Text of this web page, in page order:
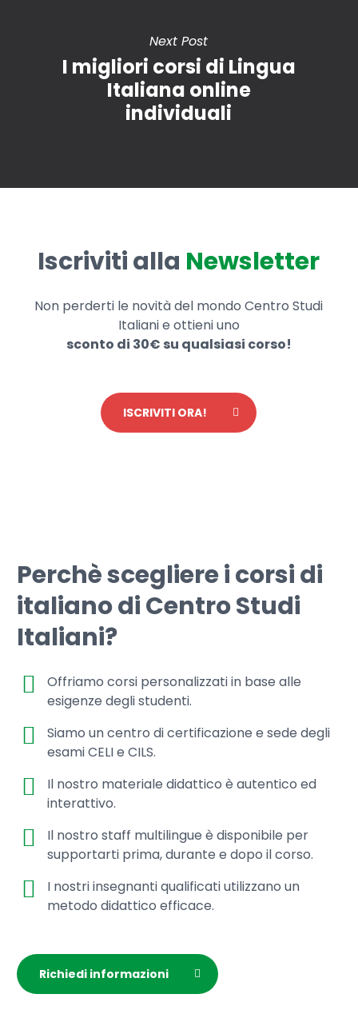
Next Post
I migliori corsi di Lingua
Italiana online
individuali
Iscriviti alla Newsletter
Non perderti le novità del mondo Centro Studi
Italiani e ottieni uno
sconto di 30€ su qualsiasi corso!
ISCRIVITI ORA!
Perchè scegliere i corsi di
italiano di Centro Studi
Italiani?
Offriamo corsi personalizzati in base alle
esigenze degli studenti.
Siamo un centro di certificazione e sede degli
esami CELI e CILS.
Il nostro materiale didattico è autentico ed
interattivo.
Il nostro staff multilingue è disponibile per
supportarti prima, durante e dopo il corso.
I nostri insegnanti qualificati utilizzano un
metodo didattico efficace.
Richiedi informazioni